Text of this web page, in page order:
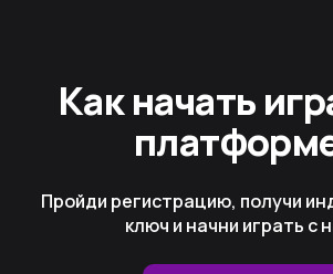
Как начать
Пройди регистрацию, получи
ключ и начни играть с